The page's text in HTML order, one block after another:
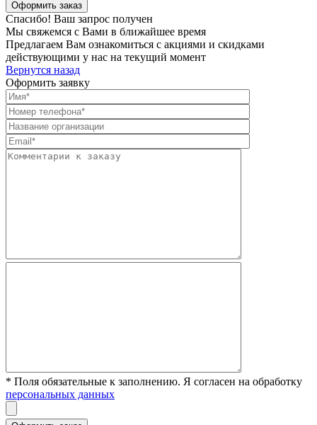
Спасибо! Ваш запрос получен
Мы свяжемся с Вами в ближайшее время
Предлагаем Вам ознакомиться с акциями и скидками
действующими у нас на текущий момент
Вернутся назад
Оформить заявку
* Поля обязательные к заполнению. Я согласен на обработку
персональных данных